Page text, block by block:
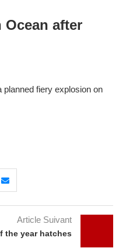
after
fiery explosion on
Article Suivant
the year hatches